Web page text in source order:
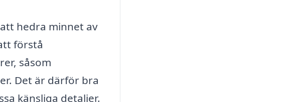
hedra minnet av
förstå
såsom
Det är därför bra
känsliga detaljer.